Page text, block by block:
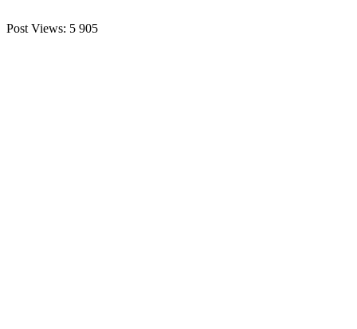
Post Views: 5 905